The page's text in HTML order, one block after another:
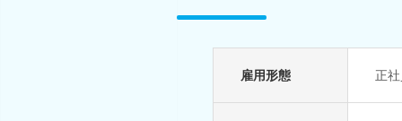
雇用形態 正